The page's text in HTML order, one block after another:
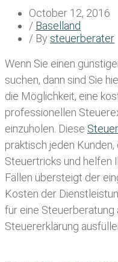
October 12, 2016
/ Baselland
/ By steuerberater
Wenn Sie einen
suchen, dann sind Sie
die Möglichkeit, eine
professionellen
einzuholen. Diese
praktisch jeden
Steuertricks und helfen
Fällen übersteigt der
Kosten der
für eine Steuerberatung
Steuererklärung